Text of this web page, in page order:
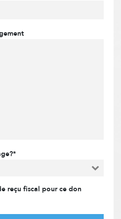
reçu fiscal pour ce don